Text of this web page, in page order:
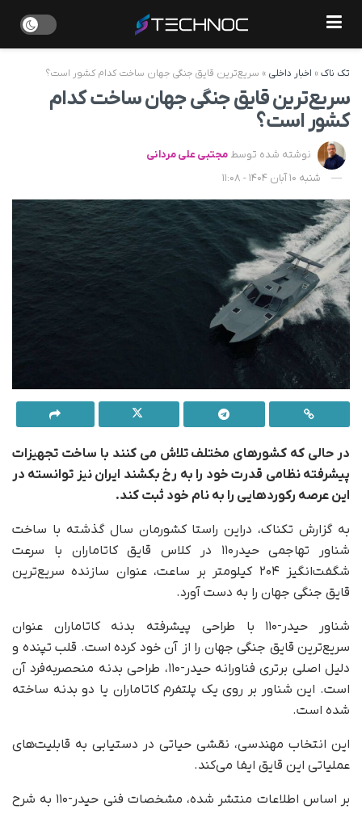
تک ناک» اخبار داخلی » سریع‌ترین قایق جنگی جهان ساخت کدام کشور است؟
سریع‌ترین قایق جنگی جهان ساخت کدام
کشور است؟
نوشته شده توسط مجتبی علی مردانی
شنبه 10 آبان 1404 - 11:08
در حالی که کشورهای مختلف تلاش می کنند با ساخت تجهیزات
پیشرفته نظامی قدرت خود را به رخ بکشند ایران نیز توانسته در
این عرصه رکوردهایی را به نام خود ثبت کند.
به گزارش تکناک، دراین راستا کشورمان سال گذشته با ساخت
شناور تهاجمی حیدر۱۱۰ در کلاس قایق کاتاماران با سرعت
شگفت‌انگیز ۲۰۴ کیلومتر بر ساعت، عنوان سازنده سریع‌ترین
قایق جنگی جهان را به دست آورد.
شناور حیدر-۱۱۰ با طراحی پیشرفته بدنه کاتاماران عنوان
سریع‌ترین قایق جنگی جهان را از آن خود کرده است. قلب تپنده و
دلیل اصلی برتری فناورانه حیدر-۱۱۰، طراحی بدنه منحصربه‌فرد آن
است. این شناور بر روی یک پلتفرم کاتاماران یا دو بدنه ساخته
شده است.
این انتخاب مهندسی، نقشی حیاتی در دستیابی به قابلیت‌های
عملیاتی این قایق ایفا می‌کند.
بر اساس اطلاعات منتشر شده، مشخصات فنی حیدر-۱۱۰ به شرح